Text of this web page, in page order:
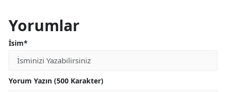
Yorumlar
İsim*
Yorum Yazın (500 Karakter)